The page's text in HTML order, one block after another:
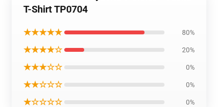
T-Shirt TP0704
★★★★★ 80%
★★★★☆ 20%
★★★☆☆ 0%
★★☆☆☆ 0%
★☆☆☆☆ 0%